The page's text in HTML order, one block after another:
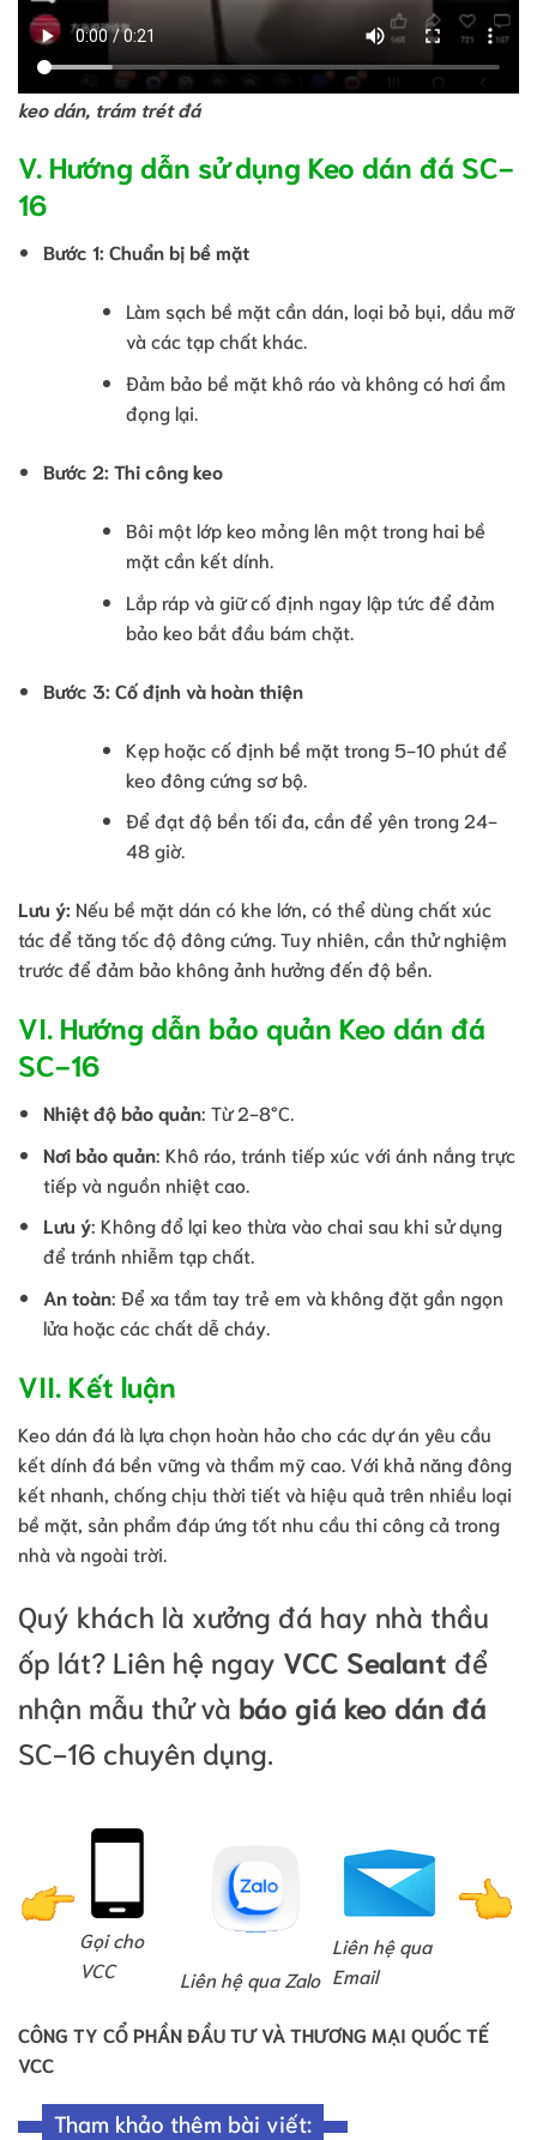
keo dán, trám trét đá
V. Hướng dẫn sử dụng Keo dán đá SC-
16
Bước 1: Chuẩn bị bề mặt
Làm sạch bề mặt cần dán, loại bỏ bụi, dầu mỡ
và các tạp chất khác.
Đảm bảo bề mặt khô ráo và không có hơi ẩm
đọng lại.
Bước 2: Thi công keo
Bôi một lớp keo mỏng lên một trong hai bề
mặt cần kết dính.
Lắp ráp và giữ cố định ngay lập tức để đảm
bảo keo bắt đầu bám chặt.
Bước 3: Cố định và hoàn thiện
Kẹp hoặc cố định bề mặt trong 5-10 phút để
keo đông cứng sơ bộ.
Để đạt độ bền tối đa, cần để yên trong 24-
48 giờ.
Lưu ý: Nếu bề mặt dán có khe lớn, có thể dùng chất xúc
tác để tăng tốc độ đông cứng. Tuy nhiên, cần thử nghiệm
trước để đảm bảo không ảnh hưởng đến độ bền.
VI. Hướng dẫn bảo quản Keo dán đá
SC-16
Nhiệt độ bảo quản: Từ 2-8°C.
Nơi bảo quản: Khô ráo, tránh tiếp xúc với ánh nắng trực
tiếp và nguồn nhiệt cao.
Lưu ý: Không đổ lại keo thừa vào chai sau khi sử dụng
để tránh nhiễm tạp chất.
An toàn: Để xa tầm tay trẻ em và không đặt gần ngọn
lửa hoặc các chất dễ cháy.
VII. Kết luận
Keo dán đá là lựa chọn hoàn hảo cho các dự án yêu cầu
kết dính đá bền vững và thẩm mỹ cao. Với khả năng đông
kết nhanh, chống chịu thời tiết và hiệu quả trên nhiều loại
bề mặt, sản phẩm đáp ứng tốt nhu cầu thi công cả trong
nhà và ngoài trời.
Quý khách là xưởng đá hay nhà thầu
ốp lát? Liên hệ ngay VCC Sealant để
nhận mẫu thử và báo giá keo dán đá
SC-16 chuyên dụng.
Gọi cho
VCC
Liên hệ qua Zalo
Liên hệ qua
Email
CÔNG TY CỔ PHẦN ĐẦU TƯ VÀ THƯƠNG MẠI QUỐC TẾ
VCC
Tham khảo thêm bài viết: